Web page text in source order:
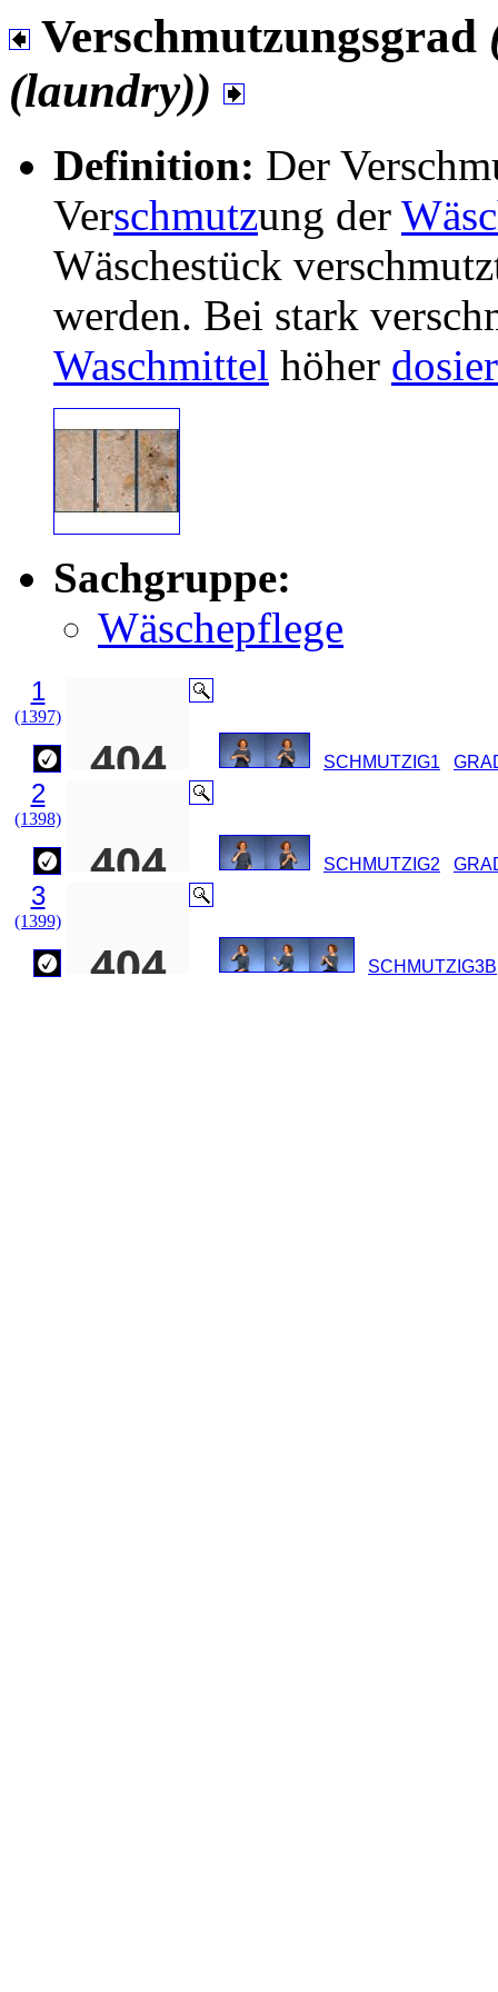
Verschmutzungsgrad
(laundry))
Definition: Der
Verschmutzung der
Wäschestück
werden. Bei stark
Waschmittel höher
Sachgruppe:
Wäschepflege
1
(1397)
SCHMUTZIG1
2
(1398)
SCHMUTZIG2
3
(1399)
SCHMUTZIG3B